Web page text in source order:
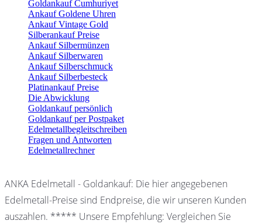
Goldankauf Cumhuriyet
Ankauf Goldene Uhren
Ankauf Vintage Gold
Silberankauf Preise
Ankauf Silbermünzen
Ankauf Silberwaren
Ankauf Silberschmuck
Ankauf Silberbesteck
Platinankauf Preise
Die Abwicklung
Goldankauf persönlich
Goldankauf per Postpaket
Edelmetallbegleitschreiben
Fragen und Antworten
Edelmetallrechner
ANKA Edelmetall - Goldankauf: Die hier angegebenen
Edelmetall-Preise sind Endpreise, die wir unseren Kunden
auszahlen. ***** Unsere Empfehlung: Vergleichen Sie